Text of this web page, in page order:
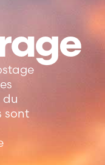
du
sont